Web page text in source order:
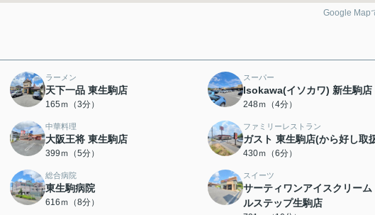
Google Map
ラーメン
天下一品 東生駒店
165ｍ（3分）
スーパー
Isokawa(イソカワ) 新生駒店
248ｍ（4分）
中華料理
大阪王将 東生駒店
399ｍ（5分）
ファミリーレストラン
ガスト 東生駒店(から好し取
430ｍ（6分）
総合病院
東生駒病院
616ｍ（8分）
スイーツ
サーティワンアイスクリー
ルステップ生駒店